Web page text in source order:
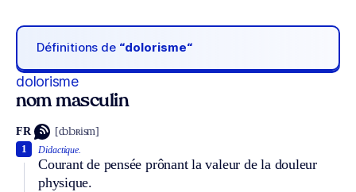
Définitions de “dolorisme“
dolorisme
nom masculin
FR [dɔlɔʀism]
Didactique.
Courant de pensée prônant la valeur de la douleur
physique.
1